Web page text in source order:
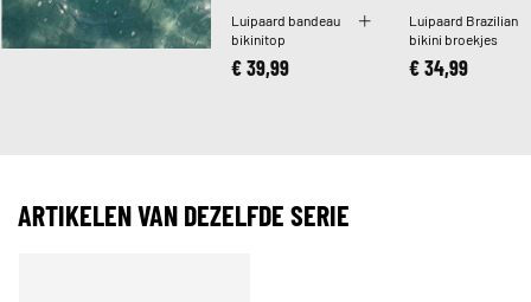
Luipaard bandeau
bikinitop
€ 39,99
Luipaard Brazilian
bikini broekjes
€ 34,99
ARTIKELEN VAN DEZELFDE SERIE